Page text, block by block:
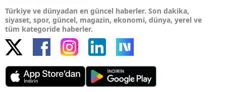
Türkiye ve dünyadan en güncel haberler. Son dakika,
siyaset, spor, güncel, magazin, ekonomi, dünya, yerel ve
tüm kategoride haberler.